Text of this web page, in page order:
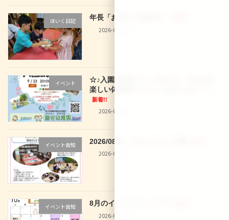
ほいく日記 年長「お泊まり保育
2026-08-02
イベント
☆♪入園説明会♪☆ 9/12(土)、9/16(水)
楽しい体験型イベントもあります！！
新着!!
2026-08-02
イベント告知 2026/08/01 29 なでしこ文庫
2026-07-30
イベント告知 8月のイベントカレンダー
2026-07-30